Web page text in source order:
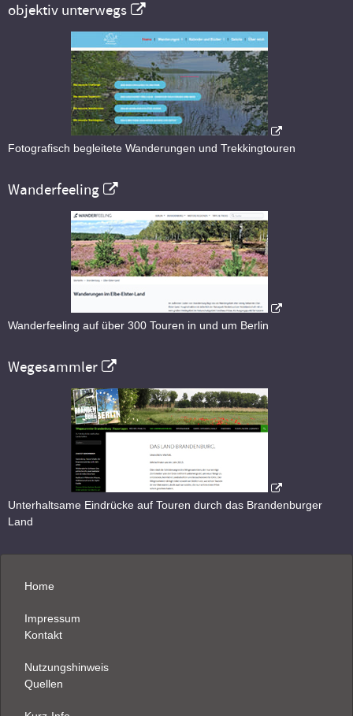
objektiv unterwegs
Fotografisch begleitete Wanderungen und Trekkingtouren
Wanderfeeling
Wanderfeeling auf über 300 Touren in und um Berlin
Wegesammler
Unterhaltsame Eindrücke auf Touren durch das Brandenburger
Land
Home
Impressum
Kontakt
Nutzungshinweis
Quellen